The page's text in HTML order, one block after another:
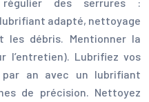
adapté, nettoyage
les débris. Mentionner la
l’entretien). Lubrifiez vos
an avec un lubrifiant
de précision. Nettoyez